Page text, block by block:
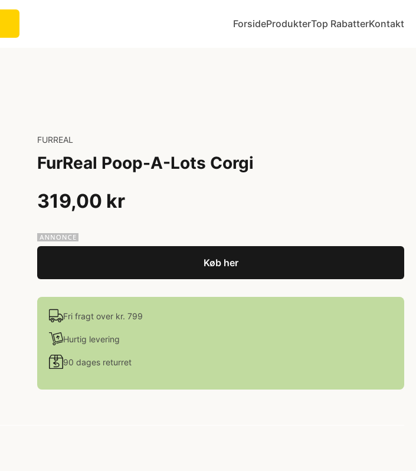
ForsideProdukterTop RabatterKontakt
FURREAL
FurReal Poop-A-Lots Corgi
319,00 kr
Køb her
Fri fragt over kr. 799
Hurtig levering
90 dages returret